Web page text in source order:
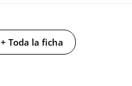
+ Toda la ficha